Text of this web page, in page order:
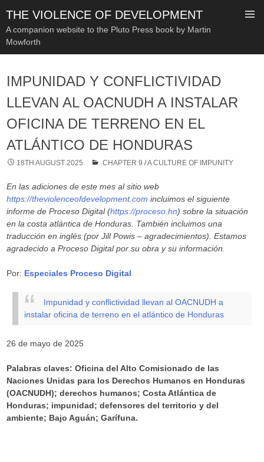
THE VIOLENCE OF DEVELOPMENT
A companion website to the Pluto Press book by Martin
Mowforth
CONTENT
IMPUNIDAD Y CONFLICTIVIDAD
LLEVAN AL OACNUDH A INSTALAR
OFICINA DE TERRENO EN EL
ATLÁNTICO DE HONDURAS
18TH AUGUST 2025 CHAPTER 9 /A CULTURE OF IMPUNITY
En las adiciones de este mes al sitio web
https://theviolenceofdevelopment.com incluimos el siguiente
informe de Proceso Digital (https://proceso.hn) sobre la situación
en la costa atlántica de Honduras. También incluimos una
traducción en inglés (por Jill Powis – agradecimientos). Estamos
agradecido a Proceso Digital por su obra y su información.
Por: Especiales Proceso Digital
Impunidad y conflictividad llevan al OACNUDH a
instalar oficina de terreno en el atlántico de Honduras
26 de mayo de 2025
Palabras claves:Oficina del Alto Comisionado de las
Naciones Unidas para los Derechos Humanos en Honduras
(OACNUDH); derechos humanos; Costa Atlántica de
Honduras; impunidad; defensores del territorio y del
ambiente; Bajo Aguán; Garífuna.